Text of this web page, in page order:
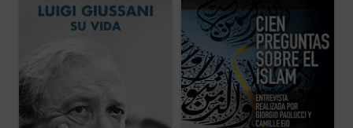
que la gran mayoría de los jóvenes con los
que se encuentra, pertenecientes a una
sociedad aparentemente cristiana,
terroristas, revueltas ciudadanas--
relacionados con la religión islámica que
han afectado de lleno a nuestras vidas.
Esto ...
(ver ficha)